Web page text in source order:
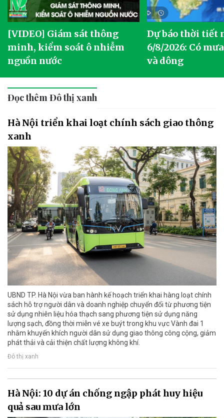
[VIDEO] Giám sát thông
minh, kiểm soát ô nhiễm
nguồn nước
Dự báo thời tiết
6/8/2026: Có
và dông
Đọc thêm Đô thị xanh
Hà Nội triển khai loạt chính sách giao thông
xanh
UBND TP. Hà Nội vừa ban hành kế hoạch triển khai hàng loạt chính
sách hỗ trợ người dân và doanh nghiệp chuyển đổi từ phương tiện
sử dụng nhiên liệu hóa thạch sang phương tiện sử dụng năng
lượng sạch, đồng thời miễn vé xe buýt trong khu vực Vành đai 1
nhằm khuyến khích người dân sử dụng giao thông công cộng, giảm
phát thải và cải thiện chất lượng không khí.
Đô thị xanh
Hà Nội: 10 dự án chống ngập phát huy hiệu
quả sau mưa lớn